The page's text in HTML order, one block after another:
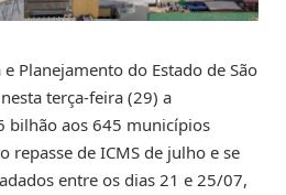
Planejamento do Estado de São
terça-feira (29) a
bilhão aos 645 municípios
repasse de ICMS de julho e se
entre os dias 21 e 25/07,